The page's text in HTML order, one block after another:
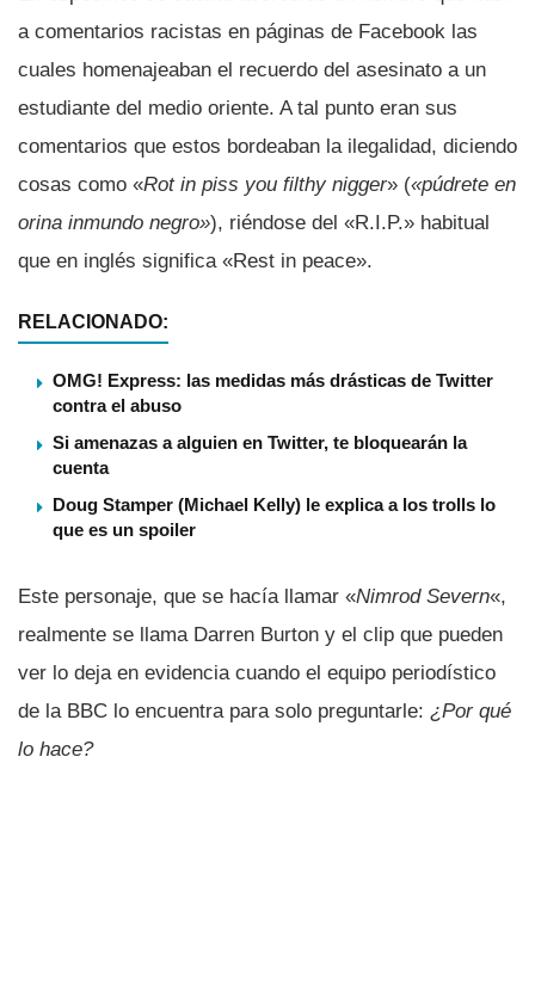
a comentarios racistas en páginas de Facebook las
cuales homenajeaban el recuerdo del asesinato a un
estudiante del medio oriente. A tal punto eran sus
comentarios que estos bordeaban la ilegalidad, diciendo
cosas como «Rot in piss you filthy nigger» («púdrete en
orina inmundo negro»), riéndose del «R.I.P.» habitual
que en inglés significa «Rest in peace».
RELACIONADO:
OMG! Express: las medidas más drásticas de Twitter
contra el abuso
Si amenazas a alguien en Twitter, te bloquearán la
cuenta
Doug Stamper (Michael Kelly) le explica a los trolls lo
que es un spoiler
Este personaje, que se hací­a llamar «Nimrod Severn«,
realmente se llama Darren Burton y el clip que pueden
ver lo deja en evidencia cuando el equipo periodí­stico
de la BBC lo encuentra para solo preguntarle: ¿Por qué
lo hace?